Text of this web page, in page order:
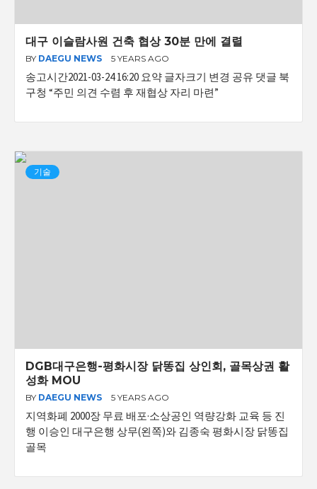
대구 이슬람사원 건축 협상 30분 만에 결렬
BY DAEGU NEWS 5 YEARS AGO
송고시간2021-03-24 16:20 요약 글자크기 변경 공유 댓글 북
구청 “주민 의견 수렴 후 재협상 자리 마련”
기술
DGB대구은행-평화시장 닭똥집 상인회, 골목상권 활
성화 MOU
BY DAEGU NEWS 5 YEARS AGO
지역화폐 2000장 무료 배포·소상공인 역량강화 교육 등 진
행 이승인 대구은행 상무(왼쪽)와 김종숙 평화시장 닭똥집
골목